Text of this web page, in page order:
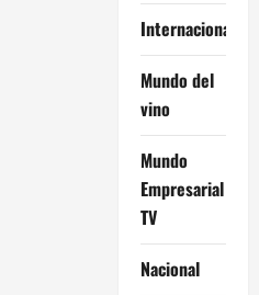
Internacional
Mundo del
vino
Mundo
Empresarial
TV
Nacional